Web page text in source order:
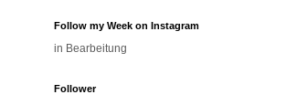
Follow my Week on Instagram
in Bearbeitung
Follower